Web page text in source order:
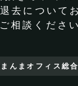
去について
ご相談ください
んまオフィス 総